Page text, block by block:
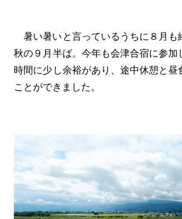
暑い暑いと言っているうちに８月も
秋の９月半ば。今年も会津合宿に参加
時間に少し余裕があり、途中休憩と昼
ことができました。